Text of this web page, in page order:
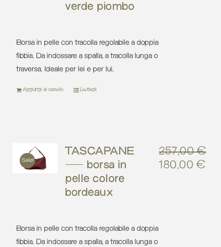
verde piombo
Borsa in pelle con tracolla regolabile a doppia
fibbia. Da indossare a spalla, a tracolla lunga o
traversa. Ideale per lei e per lui.
Aggiungi al carrello Dettagli
Sale!
TASCAPANE
– borsa in
pelle colore
bordeaux
257,00€
Il
180,00€Il
Borsa in pelle con tracolla regolabile a doppia
fibbia. Da indossare a spalla, a tracolla lunga o